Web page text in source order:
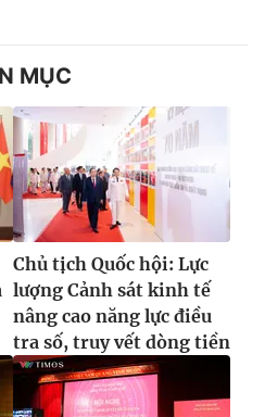
MỤC
Chủ tịch Quốc hội: Lực
lượng Cảnh sát kinh tế
nâng cao năng lực điều
tra số, truy vết dòng tiền